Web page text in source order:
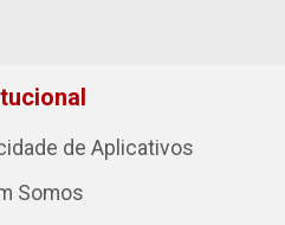
de Aplicativos
Somos